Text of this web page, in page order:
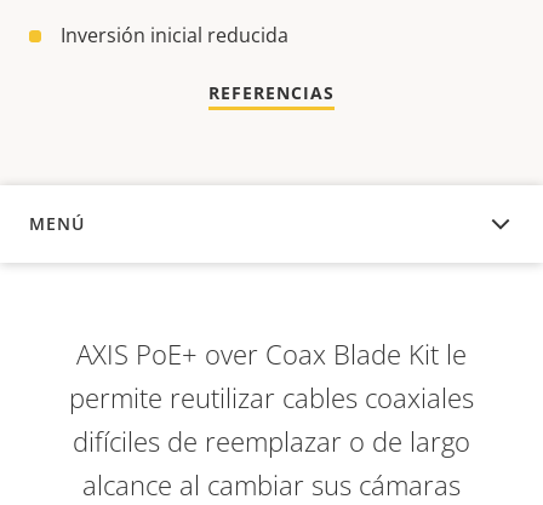
Inversión inicial reducida
REFERENCIAS
MENÚ
DESCRIPCIÓN
AXIS PoE+ over Coax Blade Kit le
permite reutilizar cables coaxiales
difíciles de reemplazar o de largo
alcance al cambiar sus cámaras